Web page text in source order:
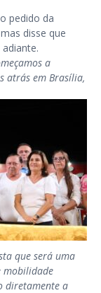
pedido da
disse que
a
atrás em Brasília,
que será uma
mobilidade
diretamente a